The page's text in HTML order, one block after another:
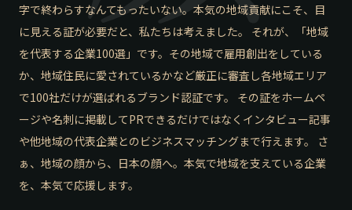
長野エリア
岐阜エリア
静岡エリア
愛知エリア
三重エリア
滋賀エリア
京都エリア
大阪市エリア
堺・泉州エリア
河内エリア
兵庫エリア
奈良エリア
和歌山エリア
鳥取エリア
字で終わらすなんてもったいない。本気の地域貢献にこそ、目
に見える証が必要だと、私たちは考えました。 それが、「地域
を代表する企業100選」です。その地域で雇用創出をしている
か、地域住民に愛されているかなど厳正に審査し各地域エリア
で100社だけが選ばれるブランド認証です。 その証をホームペ
ージや名刺に掲載してPRできるだけではなくインタビュー記事
や他地域の代表企業とのビジネスマッチングまで行えます。 さ
ぁ、地域の顔から、日本の顔へ。本気で地域を支えている企業
を、本気で応援します。